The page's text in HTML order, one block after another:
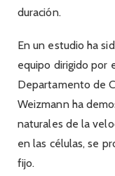
duración.
En un estudio ha
equipo dirigido por
Departamento de
Weizmann ha
naturales de la
en las células, se
fijo.